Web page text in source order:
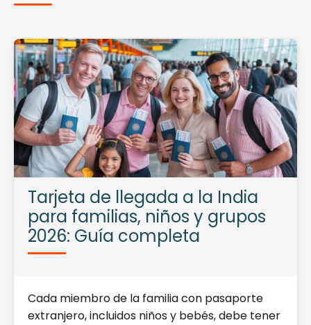
Tarjeta de llegada a la India
para familias, niños y grupos
2026: Guía completa
Cada miembro de la familia con pasaporte
extranjero, incluidos niños y bebés, debe tener